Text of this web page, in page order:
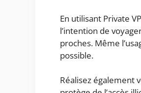
En utilisant Private
l’intention de
proches. Même
possible.
Réalisez également